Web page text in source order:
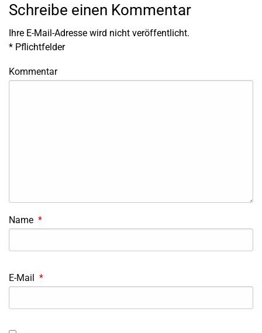
Schreibe einen Kommentar
Ihre E-Mail-Adresse wird nicht veröffentlicht.
* Pflichtfelder
Kommentar
Name *
E-Mail *